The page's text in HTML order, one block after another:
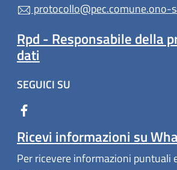
protocollo@pec.comune.ono-
Rpd - Responsabile della
dati
SEGUICI SU
Ricevi informazioni su
Per ricevere informazioni puntuali